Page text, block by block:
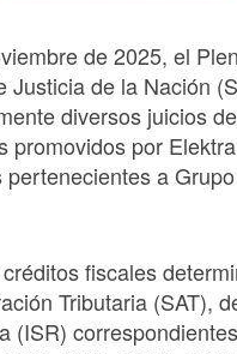
de 2025, el
Justicia de la Nación
diversos juicios de
promovidos por
a Grupo
fiscales
Tributaria (SAT),
(ISR)